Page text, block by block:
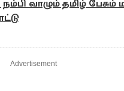
நம்பி வாழும் தமிழ்
Advertisement